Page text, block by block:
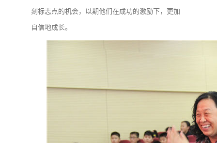
刻标志点的机会，以期他们在成功的激励下，更加
自信地成长。